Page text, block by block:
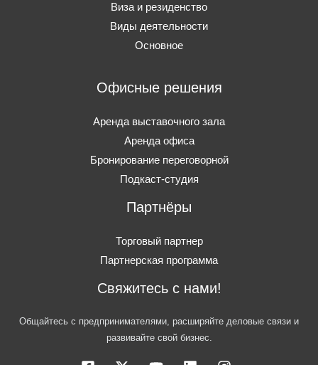
Виза и резиденство
Виды деятельности
Основное
Офисные решения
Аренда выставочного зала
Аренда офиса
Бронирование переговорной
Подкаст-студия
Партнёры
Торговый партнер
Партнерская программа
Свяжитесь с нами!
Общайтесь с предпринимателями, расширяйте деловые связи и
развивайте свой бизнес.